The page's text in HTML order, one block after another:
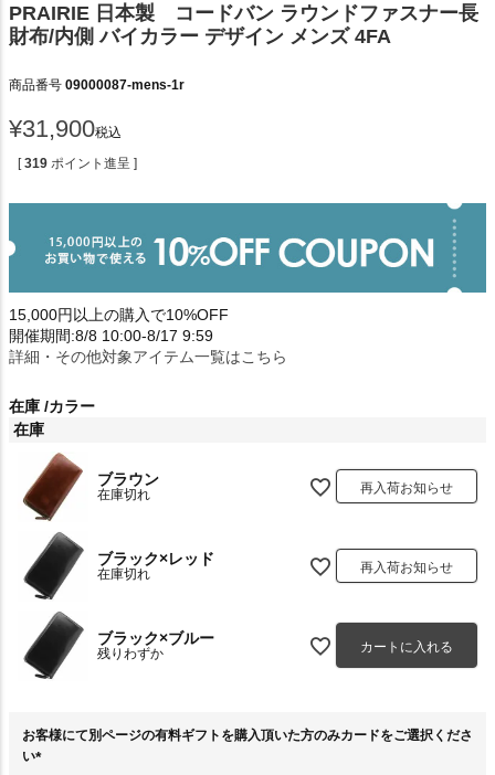
PRAIRIE 日本製 コードバン ラウンドファスナー長
財布/内側 バイカラー デザイン メンズ 4FA
商品番号 09000087-mens-1r
¥31,900税込
[ 319 ポイント進呈 ]
15,000円以上の購入で10%OFF
開催期間:8/8 10:00-8/17 9:59
詳細・その他対象アイテム一覧はこちら
在庫 カラー
在庫
ブラウン
在庫切れ 再入荷お知らせ
ブラック×レッド
在庫切れ 再入荷お知らせ
ブラック×ブルー
残りわずか カートに入れる
お客様にて別ページの有料ギフトを購入頂いた方のみカードをご選択くださ
い